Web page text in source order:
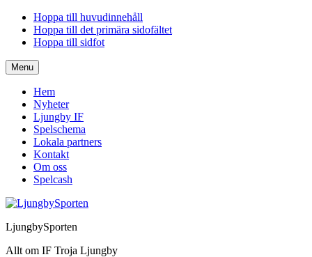
Hoppa till huvudinnehåll
Hoppa till det primära sidofältet
Hoppa till sidfot
Menu
Hem
Nyheter
Ljungby IF
Spelschema
Lokala partners
Kontakt
Om oss
Spelcash
LjungbySporten
Allt om IF Troja Ljungby